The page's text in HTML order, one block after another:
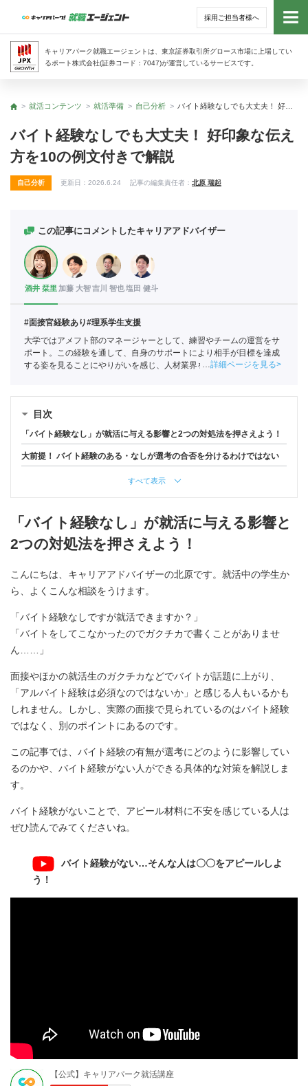
採用ご担当者様へ
キャリアパーク就職エージェントは、東京証券取引所グロース市場に上場してい
るポート株式会社(証券コード：7047)が運営しているサービスです。
トッ
トップ
就活コンテンツ 就活準備 自己分析
バイト経験なしでも大丈夫！ 好印象な伝え
方を10の例文付きで解説
自己分析 更新日： 2026.6.24 記事の編集責任者： 北原 瑞起
この記事にコメントしたキャリアアドバイザー
酒井 栞里 加藤 大智吉川 智也塩田 健斗
#面接官経験あり#理系学生支援
大学ではアメフト部のマネージャーとして、練習やチームの運営をサ
ポート。この経験を通して、自身のサポートにより相手が目標を達成
する姿を見ることにやりがいを感じ、人材業界を目指す。ポートに新
詳細ページを見る
目次
「バイト経験なし」が就活に与える影響と2つの対処法を押さえよう！
大前提！ バイト経験のある・なしが選考の合否を分けるわけではない
すべて表示
「バイト経験なし」が就活に与える影響と
2つの対処法を押さえよう！
こんにちは、キャリアアドバイザーの北原です。就活中の学生か
ら、よくこんな相談をうけます。
「バイト経験なしですが就活できますか？」
「バイトをしてこなかったのでガクチカで書くことがありませ
ん……」
面接やほかの就活生のガクチカなどでバイトが話題に上がり、
「アルバイト経験は必須なのではないか」と感じる人もいるかも
しれません。しかし、実際の面接で見られているのはバイト経験
ではなく、別のポイントにあるのです。
この記事では、バイト経験の有無が選考にどのように影響してい
るのかや、バイト経験がない人ができる具体的な対策を解説しま
す。
バイト経験がないことで、アピール材料に不安を感じている人は
ぜひ読んでみてくださいね。
バイト経験がない…そんな人は〇〇をアピールしよ
う！